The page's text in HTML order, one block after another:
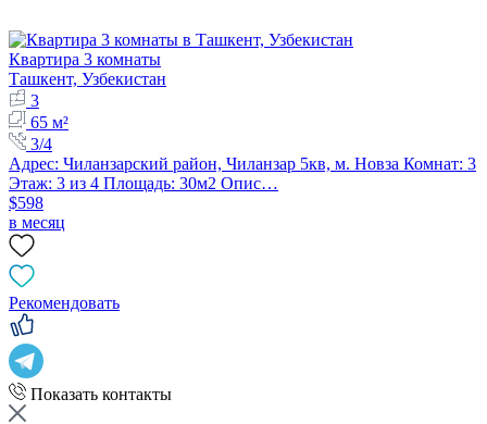
Квартира 3 комнаты
Ташкент, Узбекистан
3
65 м²
3/4
Адрес: Чиланзарский район, Чиланзар 5кв, м. Новза Комнат: 3
Этаж: 3 из 4 Площадь: 30м2 Опис…
$598
в месяц
Рекомендовать
Показать контакты